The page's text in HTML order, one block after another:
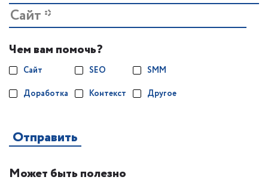
Чем вам помочь?
Сайт
Доработка
SEO
Контекст
SMM
Другое
Может быть полезно